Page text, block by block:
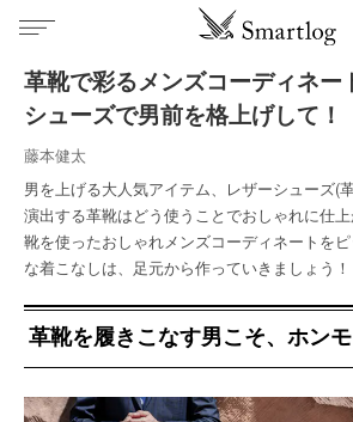
革靴で彩るメンズコーディネー
シューズで男前を格上げして！
藤本健太
男を上げる大人気アイテム、レザーシューズ(
演出する革靴はどう使うことでおしゃれに仕
靴を使ったおしゃれメンズコーディネートを
な着こなしは、足元から作っていきましょう！
革靴を履きこなす男こそ、ホンモ